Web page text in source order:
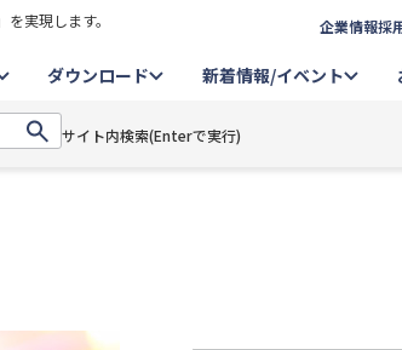
実現します。 企業情報採
ダウンロード 新着情報/イベント
サイト内検索(Enterで実行)